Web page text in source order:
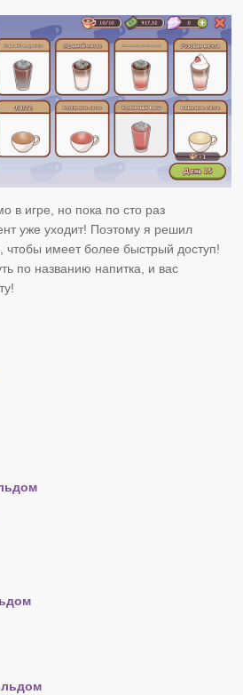
в игре, но пока по сто раз
уже уходит! Поэтому я решил
чтобы имеет более быстрый доступ!
по названию напитка, и вас